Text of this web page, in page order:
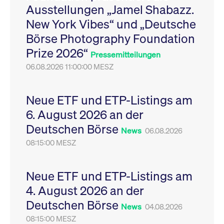
Ausstellungen „Jamel Shabazz.
New York Vibes“ und „Deutsche
Börse Photography Foundation
Prize 2026“ Pressemitteilungen
06.08.2026 11:00:00 MESZ
Neue ETF und ETP-Listings am
6. August 2026 an der
Deutschen Börse News 06.08.2026
08:15:00 MESZ
Neue ETF und ETP-Listings am
4. August 2026 an der
Deutschen Börse News 04.08.2026
08:15:00 MESZ
Leistung der Website
zu messen. Es handelt
sich um ein Muster-
Cookie, bei dem auf
das Präfix _pk_ses
eine kurze Reihe von
VISITOR_PRIVACY_METADATA
YouTube
.youtube.com
6
Monate
Dieses Cookie dient
Speicherung der
Einwilligungs- und
des Nutzers für ihre
Interaktion mit der
Sitzungen geehrt